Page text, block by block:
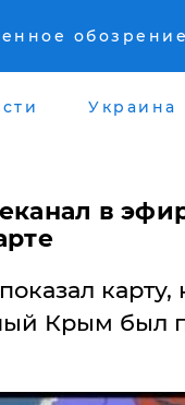
обозрение
Украина
в
карту,
Крым был